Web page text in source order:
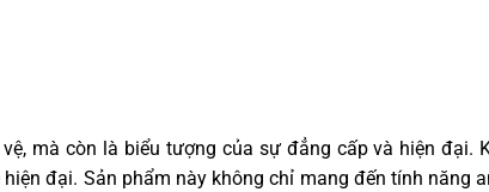
mà còn là biểu tượng của sự đẳng cấp và hiện đại.
đại. Sản phẩm này không chỉ mang đến tính năng